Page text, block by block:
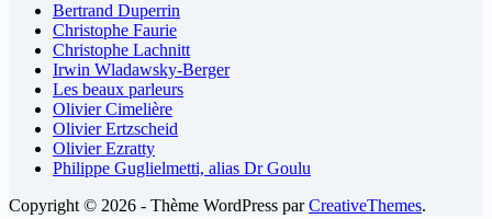
Bertrand Duperrin
Christophe Faurie
Christophe Lachnitt
Irwin Wladawsky-Berger
Les beaux parleurs
Olivier Cimelière
Olivier Ertzscheid
Olivier Ezratty
Philippe Guglielmetti, alias Dr Goulu
Copyright © 2026 - Thème WordPress parCreativeThemes.